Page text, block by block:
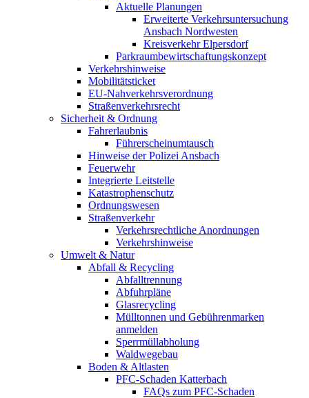
Aktuelle Planungen
Erweiterte Verkehrsuntersuchung
Ansbach Nordwesten
Kreisverkehr Elpersdorf
Parkraumbewirtschaftungskonzept
Verkehrshinweise
Mobilitätsticket
EU-Nahverkehrsverordnung
Straßenverkehrsrecht
Sicherheit & Ordnung
Fahrerlaubnis
Führerscheinumtausch
Hinweise der Polizei Ansbach
Feuerwehr
Integrierte Leitstelle
Katastrophenschutz
Ordnungswesen
Straßenverkehr
Verkehrsrechtliche Anordnungen
Verkehrshinweise
Umwelt & Natur
Abfall & Recycling
Abfalltrennung
Abfuhrpläne
Glasrecycling
Mülltonnen und Gebührenmarken
anmelden
Sperrmüllabholung
Waldwegebau
Boden & Altlasten
PFC-Schaden Katterbach
FAQs zum PFC-Schaden